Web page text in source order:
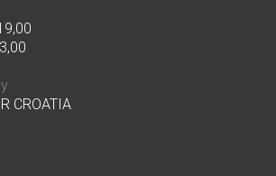
CROATIA